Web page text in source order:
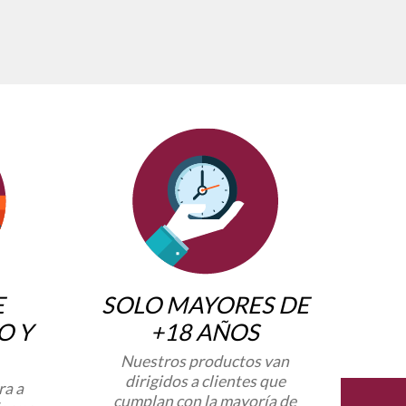
Y
a
SOLO MAYORES DE
+18 AÑOS
Nuestros productos van
dirigidos a clientes que
cumplan con la mayoría de